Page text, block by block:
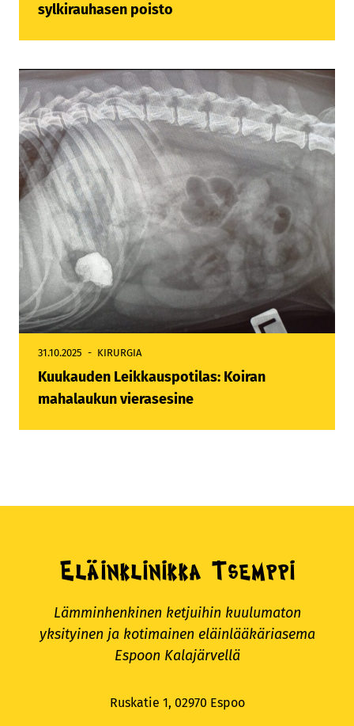
sylkirauhasen poisto
31.10.2025 KIRURGIA
Kuukauden Leikkauspotilas: Koiran
mahalaukun vierasesine
Eläinklinikka Tsemppi
Lämminhenkinen ketjuihin kuulumaton
yksityinen ja kotimainen eläinlääkäriasema
Espoon Kalajärvellä
Ruskatie 1, 02970 Espoo